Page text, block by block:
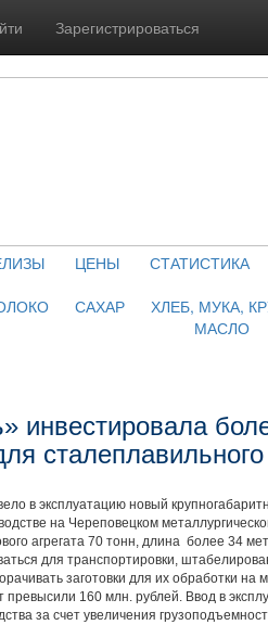
Зарегистрироваться
ЦЕНЫ
СТАТИСТИКА
САХАР
ХЛЕБ, МУКА,
МАСЛО
инвестировала
в эксплуатацию новый
на Череповецком
агрегата 70 тонн, длина более 34
для транспортировки,
заготовки для их обработки на
160 млн. рублей. Ввод в
за счет увеличения